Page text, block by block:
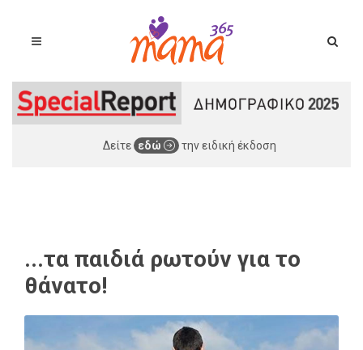
Δείτε εδώ την ειδική έκδοση
...τα παιδιά ρωτούν για το
θάνατο!